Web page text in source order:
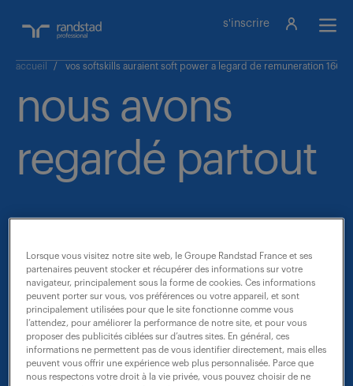
s'inscrire
accueil / vos softskills auraient soft power a legard de remuneration
nous avons
regardé partout
mais nous ne
trouvons pas
cette page.
Lorsque vous visitez notre site web, le Groupe Randstad France et ses
partenaires peuvent stocker et récupérer des informations sur votre
navigateur, principalement sous la forme de cookies. Ces informations
peuvent porter sur vous, vos préférences ou votre appareil, et sont
principalement utilisées pour que le site fonctionne comme vous
l’attendez, pour améliorer la performance de notre site, et pour vous
proposer des publicités ciblées sur d’autres sites. En général, ces
informations ne permettent pas de vous identifier directement, mais elles
peuvent vous offrir une expérience web plus personnalisée. Parce que
nous respectons votre droit à la vie privée, vous pouvez choisir de ne